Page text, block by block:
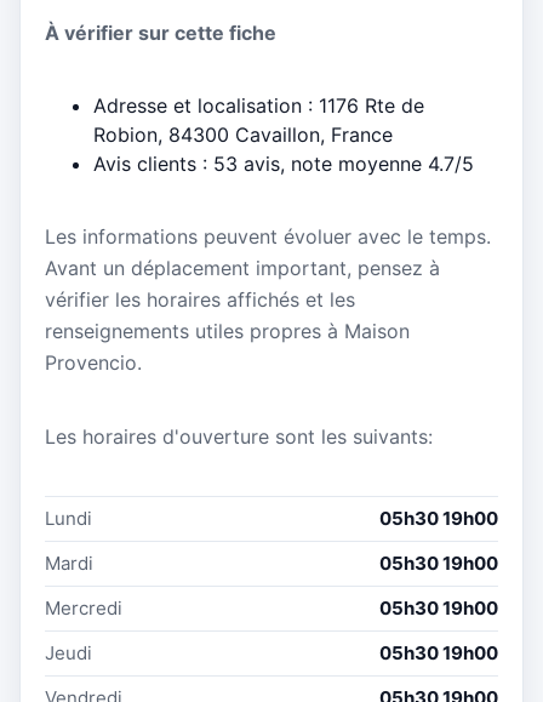
À vérifier sur cette fiche
Adresse et localisation : 1176 Rte de
Robion, 84300 Cavaillon, France
Avis clients : 53 avis, note moyenne 4.7/5
Les informations peuvent évoluer avec le temps.
Avant un déplacement important, pensez à
vérifier les horaires affichés et les
renseignements utiles propres à Maison
Provencio.
Les horaires d'ouverture sont les suivants:
Lundi
05h30 19h00
Mardi
05h30 19h00
Mercredi
05h30 19h00
Jeudi
05h30 19h00
Vendredi
05h30 19h00